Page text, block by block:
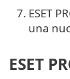
7. ESET
una
ESET